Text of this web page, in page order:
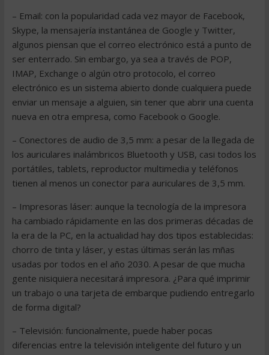
– Email: con la popularidad cada vez mayor de Facebook,
Skype, la mensajería instantánea de Google y Twitter,
algunos piensan que el correo electrónico está a punto de
ser enterrado. Sin embargo, ya sea a través de POP,
IMAP, Exchange o algún otro protocolo, el correo
electrónico es un sistema abierto donde cualquiera puede
enviar un mensaje a alguien, sin tener que abrir una cuenta
nueva en otra empresa, como Facebook o Google.
– Conectores de audio de 3,5 mm: a pesar de la llegada de
los auriculares inalámbricos Bluetooth y USB, casi todos los
portátiles, tablets, reproductor multimedia y teléfonos
tienen al menos un conector para auriculares de 3,5 mm.
– Impresoras láser: aunque la tecnología de la impresora
ha cambiado rápidamente en las dos primeras décadas de
la era de la PC, en la actualidad hay dos tipos establecidas:
chorro de tinta y láser, y estas últimas serán las mñas
usadas por todos en el año 2030. A pesar de que mucha
gente nisiquiera necesitará impresora. ¿Para qué imprimir
un trabajo o una tarjeta de embarque pudiendo entregarlo
de forma digital?
– Televisión: funcionalmente, puede haber pocas
diferencias entre la televisión inteligente del futuro y un